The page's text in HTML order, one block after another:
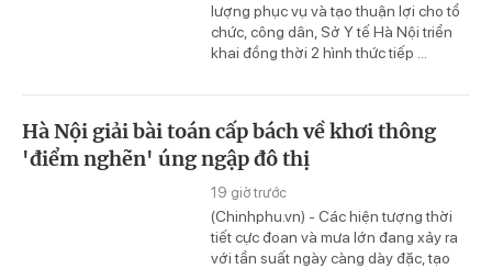
lượng phục vụ và tạo thuận lợi cho tổ
chức, công dân, Sở Y tế Hà Nội triển
khai đồng thời 2 hình thức tiếp ...
Hà Nội giải bài toán cấp bách về khơi thông
'điểm nghẽn' úng ngập đô thị
19 giờ trước
(Chinhphu.vn) - Các hiện tượng thời
tiết cực đoan và mưa lớn đang xảy ra
với tần suất ngày càng dày đặc, tạo